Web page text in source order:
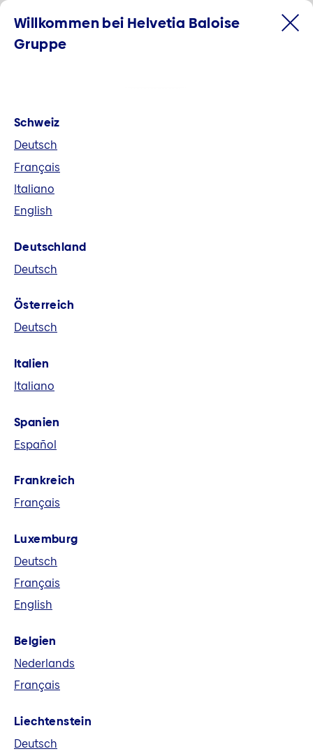
Willkommen bei der Helvetia
Baloise Gruppe
Allbranchenversicherer der Schweiz und
eine führende europäische
Märkten und global Versicherungs-,
Vorsorge- und Finanzlösungen an.
Fusion Helvetia und Baloise
Alle Unterlagen im Zusammenhang mit der
hier heruntergeladen werden.
Willkommen bei Helvetia Baloise
Gruppe
Schweiz
Deutsch
Français
Italiano
English
Deutschland
Deutsch
Österreich
Deutsch
Italien
Italiano
Spanien
Español
Frankreich
Français
Luxemburg
Deutsch
Français
English
Belgien
Nederlands
Français
Liechtenstein
Deutsch